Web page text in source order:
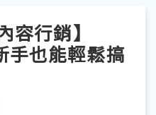
容行銷】
手也能輕鬆搞